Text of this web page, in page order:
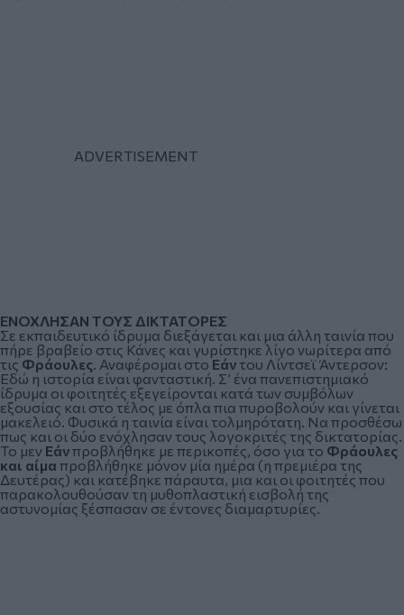
ΕΝΟΧΛΗΣΑΝ ΤΟΥΣ ΔΙΚΤΑΤΟΡΕΣ
Σε εκπαιδευτικό ίδρυμα διεξάγεται και μια άλλη ταινία που
πήρε βραβείο στις Κάνες και γυρίστηκε λίγο νωρίτερα από
τιςΦράουλες. Αναφέρομαι στοΕάντου Λίντσεϊ Άντερσον:
Εδώ η ιστορία είναι φανταστική. Σ’ ένα πανεπιστημιακό
ίδρυμα οι φοιτητές εξεγείρονται κατά των συμβόλων
εξουσίας και στο τέλος με όπλα πια πυροβολούν και γίνεται
μακελειό. Φυσικά η ταινία είναι τολμηρότατη. Να προσθέσω
πως και οι δύο ενόχλησαν τους λογοκριτές της δικτατορίας.
Το μεν Εάνπροβλήθηκε με περικοπές, όσο για το Φράουλες
και αίμα προβλήθηκε μόνον μία ημέρα (η πρεμιέρα της
Δευτέρας) και κατέβηκε πάραυτα, μια και οι φοιτητές που
παρακολουθούσαν τη μυθοπλαστική εισβολή της
αστυνομίας ξέσπασαν σε έντονες διαμαρτυρίες.